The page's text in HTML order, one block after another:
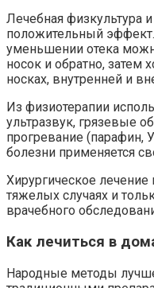
Лечебная физкультура
положительный
уменьшении отека
носок и обратно, затем
носках, внутренней и
Из физиотерапии
ультразвук, грязевые
прогревание (парафин,
болезни применяется
Хирургическое лечение
тяжелых случаях и
врачебного
Как лечиться в
Народные методы